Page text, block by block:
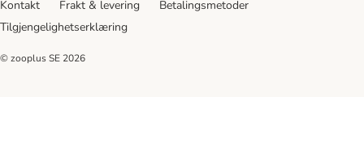
Kontakt
Frakt & levering
Betalingsmetoder
Tilgjengelighetserklæring
© zooplus SE 2026